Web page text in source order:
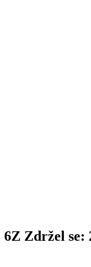
6Z Zdržel se: